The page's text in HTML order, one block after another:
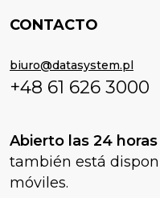
CONTACTO
biuro@datasystem.pl
+48 61 626 3000
Abierto las 24
también está
móviles.